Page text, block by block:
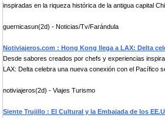
inspiradas en la riqueza histórica de la antigua capital
guernicasun(2d) - Noticias/Tv/Farándula
Notiviajeros.com : Hong Kong llega a LAX: Delta
Desde sabores creados por chefs y experiencias
LAX: Delta celebra una nueva conexión con el Pacífico
notiviajeros(2d) - Viajes Turismo
Siente Trujillo : El Cultural y la Embajada de los